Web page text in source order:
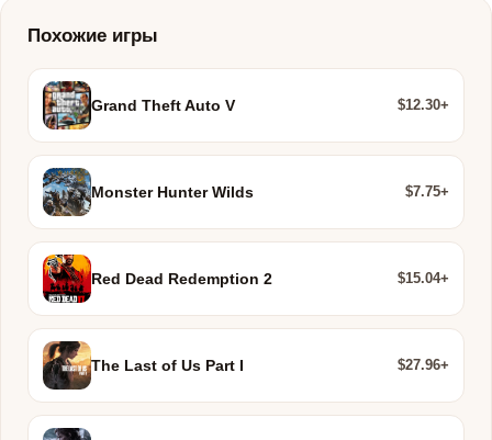
Похожие игры
Grand Theft Auto V $12.30+
Monster Hunter Wilds $7.75+
Red Dead Redemption 2 $15.04+
The Last of Us Part I $27.96+